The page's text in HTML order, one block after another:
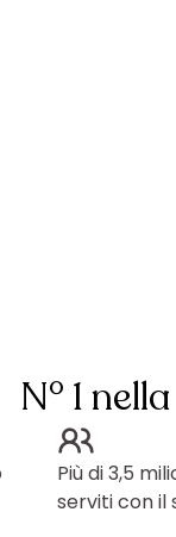
N° 1
Più di 3,5
serviti con il